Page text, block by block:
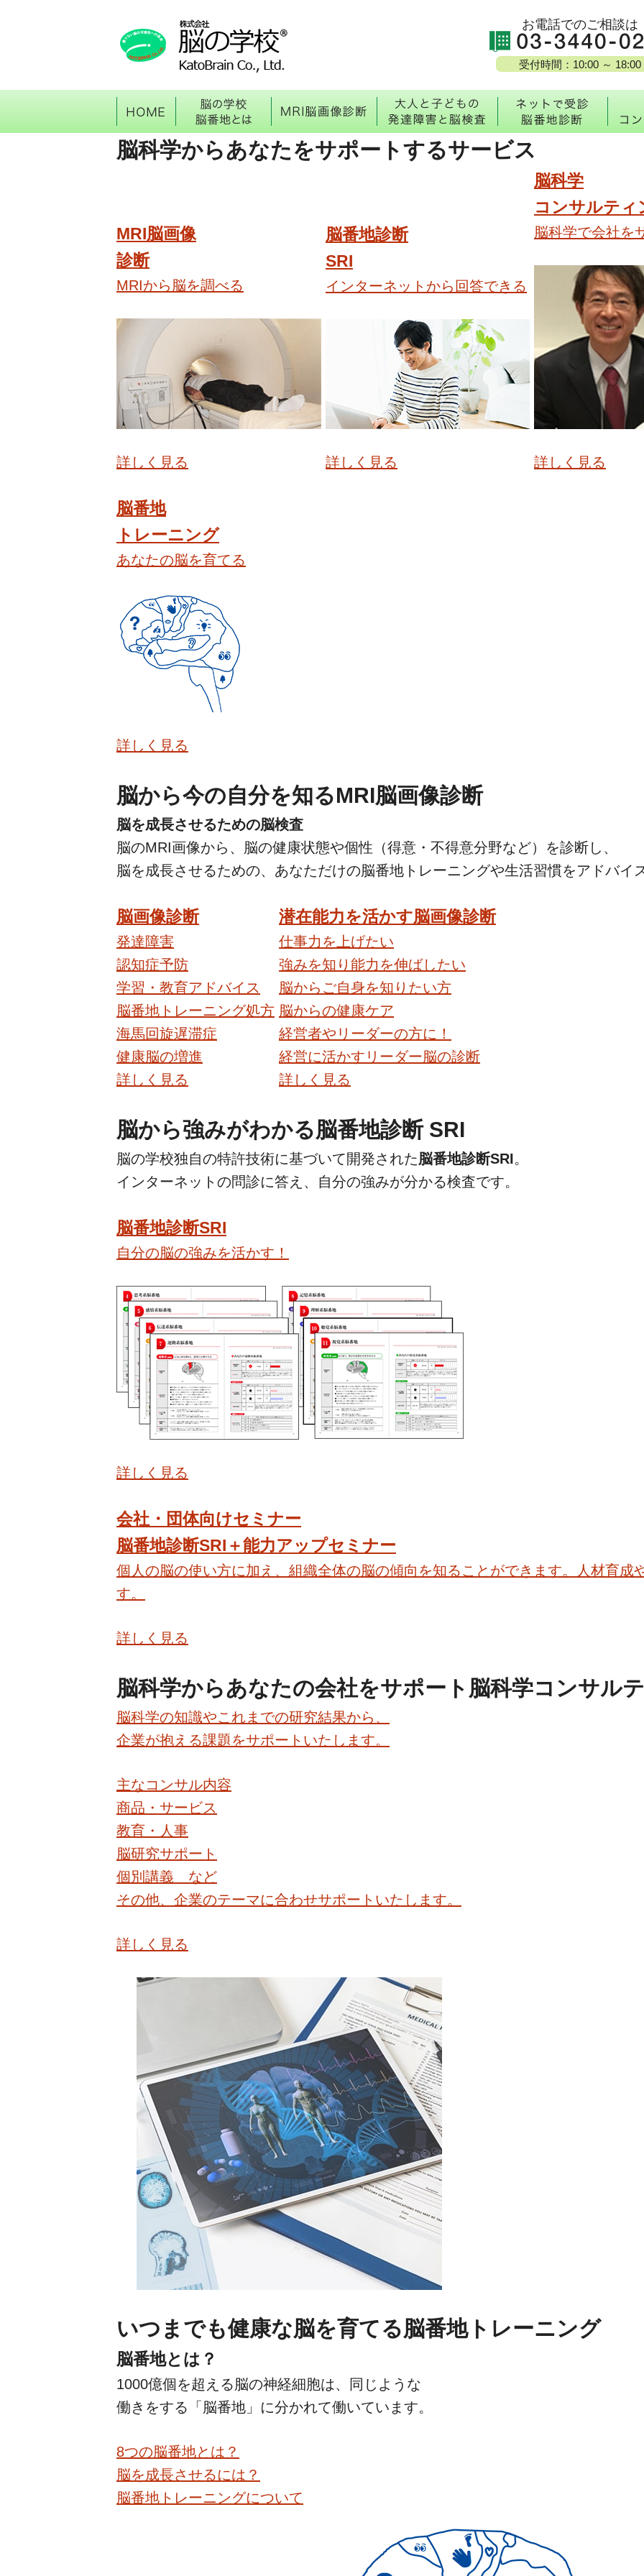
お電話でのご相談は
受付時間：10:00 ～ 18:00
HOME 脳の学校・脳番地とはMRI脳画像診断 大人と子どもの発達
ネッ
脳科学からあなたをサポートするサービス
MRI脳画像
診断
MRIから脳を調べる
詳しく見る
脳番地診断
SRI
インターネットから 回答できる
詳しく見る
脳科学
コンサルティ
脳科学で会社を
詳しく見る
脳番地
トレーニング
あなたの脳を育てる
詳しく見る
脳から今の自分を知るMRI脳画像診断
脳を成長させるための脳検査
脳のMRI画像から、脳の健康状態や個性 （得意・不得意分野など）を診断し、
脳を成長させるための、 あなただけの脳番地トレーニングや生活習慣をアドバイ
脳画像診断
発達障害
認知症予防
学習・教育アドバイス
脳番地トレーニング処方
海馬回旋遅滞症
健康脳の増進
詳しく見る
潜在能力を活かす脳画像診断
仕事力を上げたい
強みを知り能力を伸ばしたい
脳からご自身を知りたい方
脳からの健康ケア
経営者やリーダーの方に！
経営に活かすリーダー脳の診断
詳しく見る
脳から強みがわかる脳番地診断 SRI
脳の学校独自の特許技術に基づいて開発された脳番地診断SRI。
インターネットの問診に答え、 自分の強みが分かる検査です。
脳番地診断SRI
自分の脳の強みを活かす！
詳しく見る
会社・団体向けセミナー
脳番地診断SRI＋能力アップセミナー
個人の脳の使い方に加え、組織全体の脳の傾向を知ることができます。人材育成
す。
詳しく見る
脳科学からあなたの会社をサポート 脳科学コンサル
脳科学の知識やこれまでの研究結果から、
企業が抱える課題をサポートいたします。
主なコンサル内容
商品・サービス
教育・人事
脳研究サポート
個別講義 など
その他、企業のテーマに合わせサポートいたします。
詳しく見る
いつまでも健康な脳を育てる脳番地トレーニング
脳番地とは？
1000億個を超える脳の神経細胞は、同じような
働きをする「脳番地」に分かれて働いています。
8つの脳番地とは？
脳を成長させるには？
脳番地トレーニングについて